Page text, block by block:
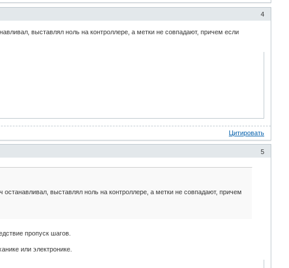
4
выставлял ноль на контроллере, а метки не совпадают, причем если
Цитировать
5
выставлял ноль на контроллере, а метки не совпадают, причем
пропуск шагов.
или электронике.